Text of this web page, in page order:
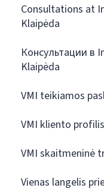
Consultations at
Klaipėda
Консультации в
Klaipėda
VMI teikiamos
VMI kliento profilis
VMI skaitmeninė
Vienas langelis